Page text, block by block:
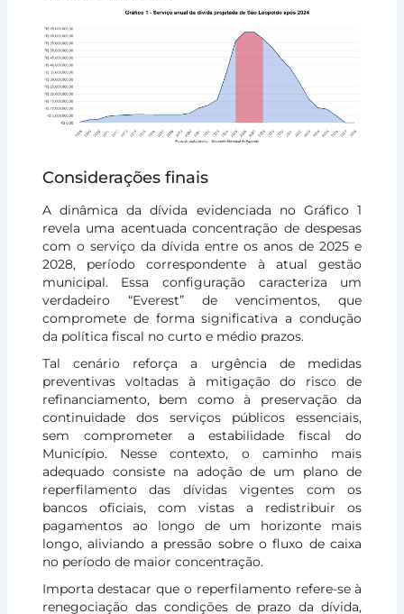
Considerações finais
A dinâmica da dívida evidenciada no Gráfico 1
revela uma acentuada concentração de despesas
com o serviço da dívida entre os anos de 2025 e
2028, período correspondente à atual gestão
municipal. Essa configuração caracteriza um
verdadeiro “Everest” de vencimentos, que
compromete de forma significativa a condução
da política fiscal no curto e médio prazos.
Tal cenário reforça a urgência de medidas
preventivas voltadas à mitigação do risco de
refinanciamento, bem como à preservação da
continuidade dos serviços públicos essenciais,
sem comprometer a estabilidade fiscal do
Município. Nesse contexto, o caminho mais
adequado consiste na adoção de um plano de
reperfilamento das dívidas vigentes com os
bancos oficiais, com vistas a redistribuir os
pagamentos ao longo de um horizonte mais
longo, aliviando a pressão sobre o fluxo de caixa
no período de maior concentração.
Importa destacar que o reperfilamento refere-se à
renegociação das condições de prazo da dívida,